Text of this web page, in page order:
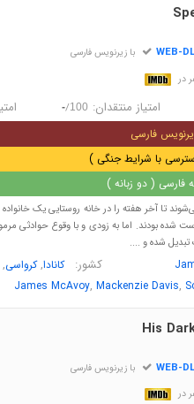
WEB- با زیرنویس فارسی
امتیاز منتقدان: -/100
فارسی
با شرایط جنگی )
فارسی ( دو زبانه )
تا آخر هفته را در خانه روستایی یک خانواده
شده بودند. اما به زودی و با وقوع حوادثی
شده و ....
کشور:کانادا,کرواسی,
James McAvoy, Mackenzie Davis,
His
WEB- با زیرنویس فارسی